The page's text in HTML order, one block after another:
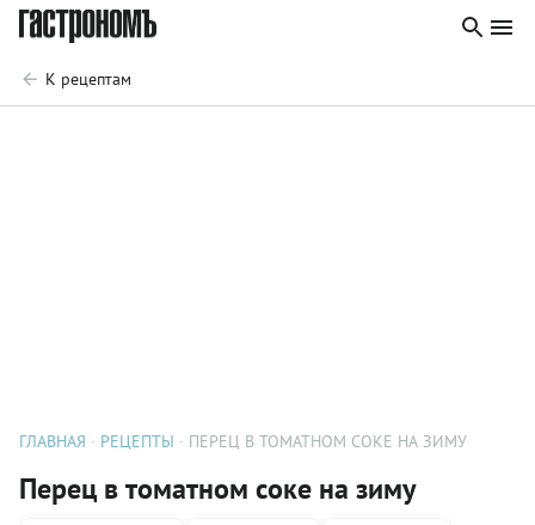
К рецептам
ГЛАВНАЯ РЕЦЕПТЫ ПЕРЕЦ В ТОМАТНОМ СОКЕ НА ЗИМУ
Перец в томатном соке на зиму